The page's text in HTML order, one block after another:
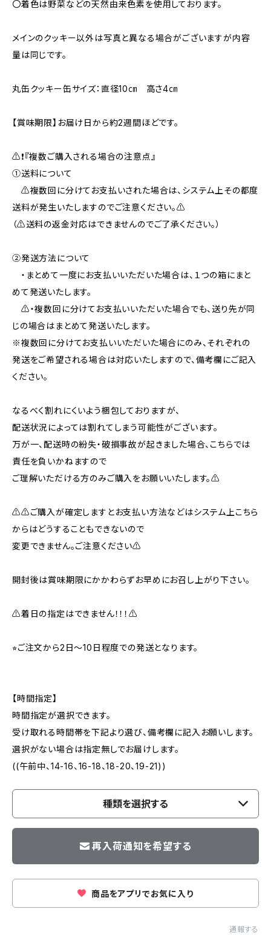
〇着色は野菜などの天然由来色素を使用しております。
メインのクッキー以外は写真と異なる場合がございますが内容
量は同じです。
丸缶クッキー缶サイズ：直径10㎝ 高さ4㎝
【賞味期限】お届け日から約2週間ほどです。
⚠️❗️『複数ご購入される場合の注意点』
①送料について
⚠️複数回に分けてお支払いされた場合は、システム上その都度
送料が発生いたしますのでご注意ください。⚠️
（⚠️送料の返金対応はできませんのでご了承ください。）
②発送方法について
・まとめて一度にお支払いいただいた場合は、１つの箱にまと
めて発送いたします。
⚠️・複数回に分けてお支払いいただいた場合でも、送り先が同
じの場合はまとめて発送いたします。
※複数回に分けてお支払いいただいた場合にのみ、それぞれの
発送をご希望される場合は対応いたしますので、備考欄にご記入
ください。
なるべく割れにくいよう梱包しておりますが、
配送状況によっては割れてしまう可能性がございます。
万が一、配送時の紛失・破損事故が起きました場合、こちらでは
責任を負いかねますので
ご理解いただける方のみご購入をお願いいたします。⚠️
⚠️⚠️ご購入が確定しますとお支払い方法などはシステム上こちら
からはどうすることもできないので
変更できません。ご注意ください⚠️
開封後は賞味期限にかかわらずお早めにお召し上がり下さい。
⚠️着日の指定はできません！！！⚠️
⭐︎ご注文から2日〜10日程度での発送となります。
【時間指定】
時間指定が選択できます。
受け取れる時間帯を下記より選び、備考欄に記入お願いします。
選択がない場合は指定無しでお届けします。
((午前中、14-16、16-18、18-20、19-21))
種類を選択する
再入荷通知を希望する
商品をアプリでお気に入り
通報する